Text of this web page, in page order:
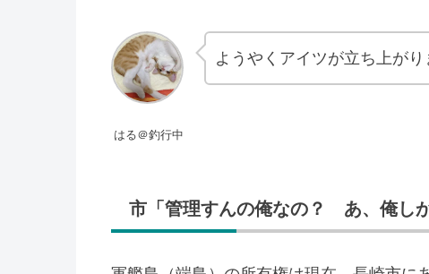
はる＠釣行中
ようやくアイツが立ち上がり
市「管理すんの俺なの？ あ、俺し